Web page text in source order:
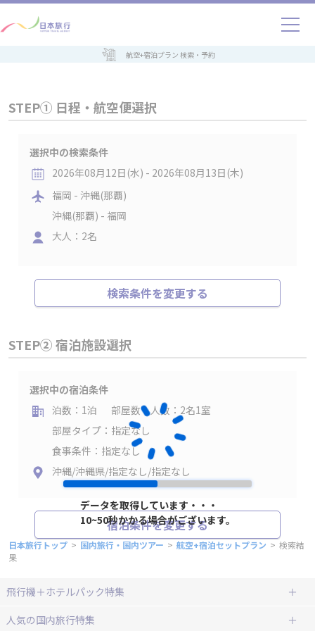
航空+宿泊プラン 検索・予約
STEP① 日程・航空便選択
選択中の検索条件
2026年08月12日(水) - 2026年08月13日(木)
福岡 - 沖縄(那覇)
沖縄(那覇) - 福岡
大人：2名
検索条件を変更する
行き 2026年08月12日（水）
ご迷惑をおかけしております
該当の路線が無いか、アクセスが集中して繋がりにくくな
っております。
条件を変えていただくか、しばらくして再検索していただ
けますようお願い申し上げます。
沖縄(那覇)